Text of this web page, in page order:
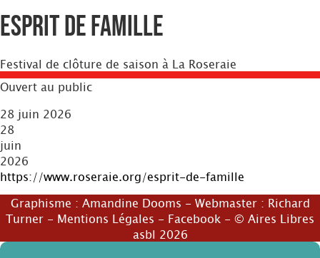
ESPRIT DE FAMILLE
Festival de clôture de saison à La Roseraie
Ouvert au public
28 juin 2026
28
juin
2026
https://www.roseraie.org/esprit-de-famille
Graphisme : Amandine Dooms - Webmaster : Richard
Turner - Mentions Légales - Facebook - © Aires Libres
asbl 2026